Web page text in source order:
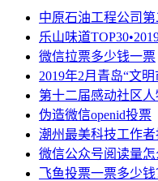
中原石油工程公司
乐山味道
微信拉票多少钱一票
2019年2月青岛“文
第十二届感动社区
伪造微信openid投票
潮州最美科技工作
微信公众号阅读量
飞鱼投票一票多少